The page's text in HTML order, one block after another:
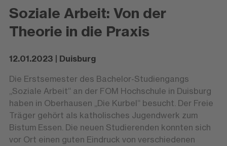
Soziale Arbeit: Von der
Theorie in die Praxis
12.01.2023 | Duisburg
Die Erstsemester des Bachelor-Studiengangs
„Soziale Arbeit“ an der FOM Hochschule in Duisburg
haben in Oberhausen „Die Kurbel“ besucht. Der Freie
Träger gehört als katholisches Jugendwerk zum
Bistum Essen. Die neuen Studierenden konnten sich
vor Ort einen guten Eindruck von verschiedenen